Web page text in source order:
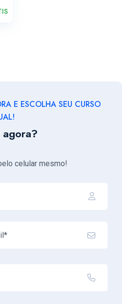
E ESCOLHA SEU CURSO
celular mesmo!